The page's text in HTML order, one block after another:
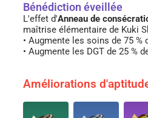
Bénédiction éveillée
L'effet d'Anneau de
maîtrise élémentaire de Kuki
• Augmente les soins de 75 %
• Augmente les DGT de 25 %
Améliorations